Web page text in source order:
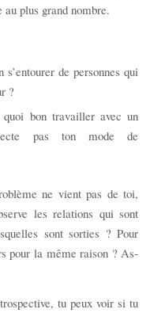
au plus grand nombre.
de personnes qui
?
bon travailler avec un
pas ton mode de
ne vient pas de toi,
les relations qui sont
sont sorties ? Pour
pour la même raison ? As-
tu peux voir si tu